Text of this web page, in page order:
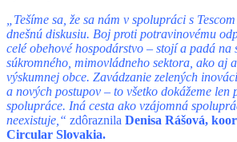
„Tešíme sa, že sa nám v spolupráci s
dnešnú diskusiu. Boj proti potravinovému
celé obehové hospodárstvo – stojí a padá na
súkromného, mimovládneho sektora, ako aj
výskumnej obce. Zavádzanie zelených
a nových postupov – to všetko dokážeme len
spolupráce. Iná cesta ako vzájomná
neexistuje,“ zdôraznila Denisa Rášová,
Circular Slovakia.